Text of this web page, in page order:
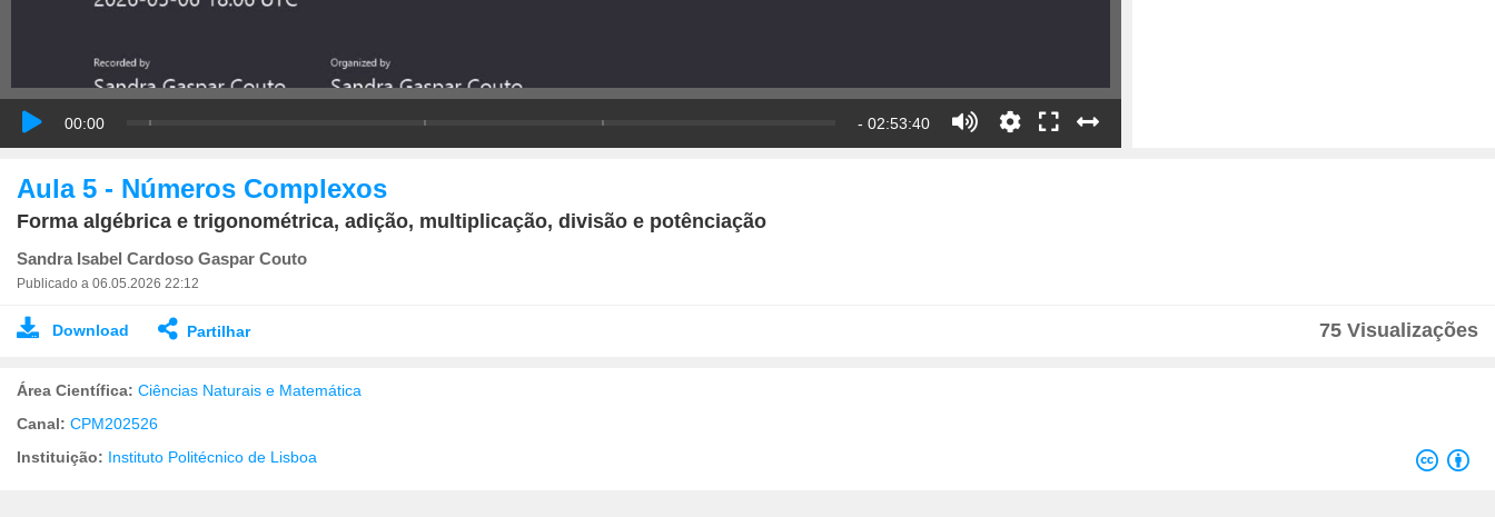
00:00 - 02:53:40
1
Aula 5 - Números Complexos
Forma algébrica e trigonométrica, adição, multiplicação, divisão e potênciação
Sandra Isabel Cardoso Gaspar Couto
Publicado a 06.05.2026 22:12
Download Partilhar 75 Visualizações
Área Científica: Ciências Naturais e Matemática
Canal: CPM202526
Instituição: Instituto Politécnico de Lisboa